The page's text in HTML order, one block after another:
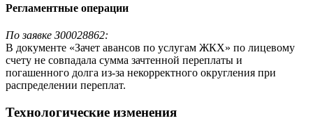
Регламентные операции
По заявке З00028862:
В документе «Зачет авансов по услугам ЖКХ» по лицевому
счету не совпадала сумма зачтенной переплаты и
погашенного долга из-за некорректного округления при
распределении переплат.
Технологические изменения